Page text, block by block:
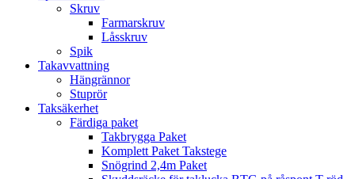
Skruv
Farmarskruv
Låsskruv
Spik
Takavvattning
Hängrännor
Stuprör
Taksäkerhet
Färdiga paket
Takbrygga Paket
Komplett Paket Takstege
Snögrind 2,4m Paket